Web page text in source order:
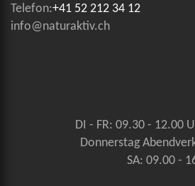
Telefon:+41 52 212 34 12
info@naturaktiv.ch
DI - FR: 09.30 - 12.00
Donnerstag
SA: 09.00 -